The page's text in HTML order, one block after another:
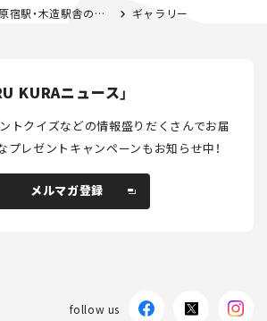
木造駅舎の解体が決定。新駅舎は来年3月21日から。 ギャラリー
KURAニュース」
トクイズなどの情報盛りだくさんでお届
プレゼントキャンペーンもお知らせ中！
メルマガ登録
follow us